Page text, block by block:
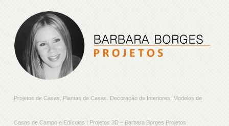
Projetos de Casas, Plantas de Casas. Decoração de Interiores. Modelos de
Casas de Campo e Edículas | Projetos 3D – Barbara Borges Projetos